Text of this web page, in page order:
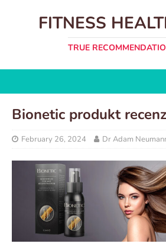
FITNESS
TRUE
Bionetic produkt
February 26, 2024 Dr Adam